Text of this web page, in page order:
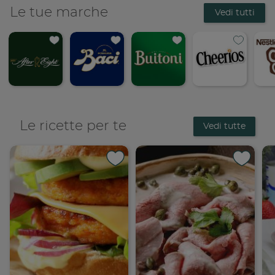
Le tue marche Vedi tutti
Le ricette per te Vedi tutte